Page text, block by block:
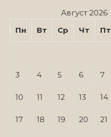
Август 2026
Пн
Вт Ср Чт Пт
3 4 5 6 7
10 11 12 13 14
17 18 19 20 21